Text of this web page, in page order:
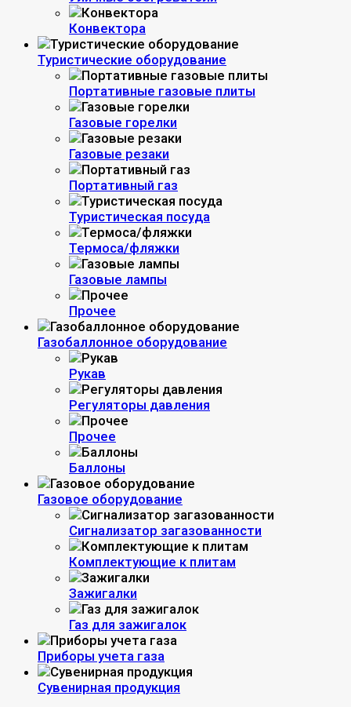
Конвектора
Туристические оборудование
Портативные газовые плиты
Газовые горелки
Газовые резаки
Портативный газ
Туристическая посуда
Термоса/фляжки
Газовые лампы
Прочее
Газобаллонное оборудование
Рукав
Регуляторы давления
Прочее
Баллоны
Газовое оборудование
Сигнализатор загазованности
Комплектующие к плитам
Зажигалки
Газ для зажигалок
Приборы учета газа
Сувенирная продукция